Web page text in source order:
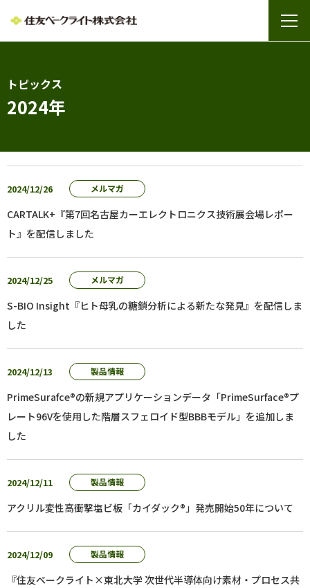
トピックス
2024年
2024/12/26 メルマガ
CARTALK+『第7回名古屋カーエレクトロニクス技術展会場レポー
ト』を配信しました
2024/12/25 メルマガ
S-BIO Insight『ヒト母乳の糖鎖分析による新たな発見』を配信しま
した
2024/12/13 製品情報
PrimeSurafce®の新規アプリケーションデータ「PrimeSurface®プ
レート96Vを使用した階層スフェロイド型BBBモデル」を追加しま
した
2024/12/11 製品情報
アクリル変性高衝撃塩ビ板「カイダック®」発売開始50年について
2024/12/09 製品情報
『住友ベークライト×東北大学 次世代半導体向け素材・プロセス共